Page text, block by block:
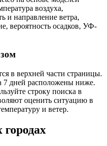
воздуха,
и направление ветра,
вероятность осадков, УФ-
в верхней части страницы.
7 дней расположены ниже.
строку поиска в
оценить ситуацию в
и ветер.